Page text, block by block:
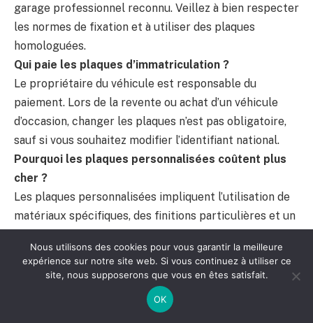
garage professionnel reconnu. Veillez à bien respecter
les normes de fixation et à utiliser des plaques
homologuées.
Qui paie les plaques d’immatriculation ?
Le propriétaire du véhicule est responsable du
paiement. Lors de la revente ou achat d’un véhicule
d’occasion, changer les plaques n’est pas obligatoire,
sauf si vous souhaitez modifier l’identifiant national.
Pourquoi les plaques personnalisées coûtent plus
cher ?
Les plaques personnalisées impliquent l’utilisation de
matériaux spécifiques, des finitions particulières et un
malgré la personnalisation esthétique.
Est-il possible de poser soi-même sa plaque
Oui, la pose peut être réalisée par le propriétaire avec
Nous utilisons des cookies pour vous garantir la meilleure
expérience sur notre site web. Si vous continuez à utiliser ce
site, nous supposerons que vous en êtes satisfait.
OK